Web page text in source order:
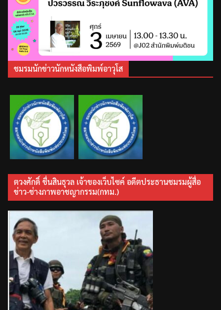
ชมรมนักข่าวนักหนังสือพิมพ์อาวุโส
ตวงศักดิ์ ชื่นสินธุวล เจ้าของเว็บไซค์ อดีตประธานชมรมผู้สื่อ
ข่าว-ช่างภาพอาชญากรรม(กทม.)